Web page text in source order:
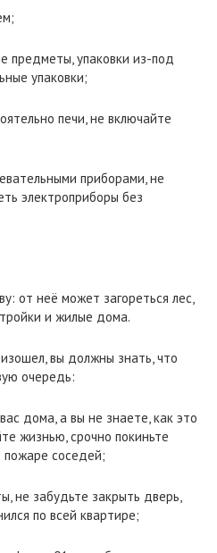
предметы, упаковки из-под
упаковки;
печи, не включайте
приборами, не
электроприборы без
от неё может загореться лес,
и жилые дома.
вы должны знать, что
очередь:
дома, а вы не знаете, как это
жизнью, срочно покиньте
пожаре соседей;
не забудьте закрыть дверь,
по всей квартире;